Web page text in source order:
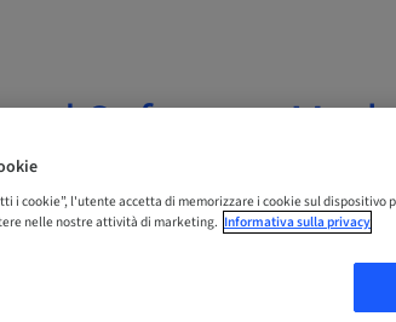
Software:
i cookie”, l'utente accetta di memorizzare i cookie sul
nelle nostre attività di marketing. Informativa sulla privacy